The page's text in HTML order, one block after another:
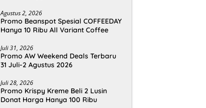
Agustus 2, 2026
Promo Beanspot Spesial COFFEEDAY
Hanya 10 Ribu All Variant Coffee
Juli 31, 2026
Promo AW Weekend Deals Terbaru
31 Juli-2 Agustus 2026
Juli 28, 2026
Promo Krispy Kreme Beli 2 Lusin
Donat Harga Hanya 100 Ribu